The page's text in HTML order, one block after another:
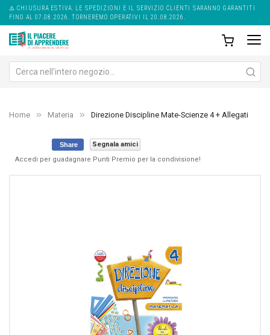
⚠️ CHIUSURA ESTIVA. LE SPEDIZIONI E IL SERVIZIO CLIENTI SARANNO GARANTITI
FINO AL 07.08.2026. TORNEREMO OPERATIVI IL 20.08.2026.
Home Materia Direzione Discipline Mate-Scienze 4 + Allegati
Share
Segnala amici
Accedi per guadagnare Punti Premio per la condivisione!